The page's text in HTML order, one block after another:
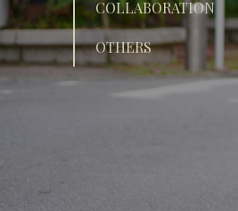
COLLABORATION
OTHERS